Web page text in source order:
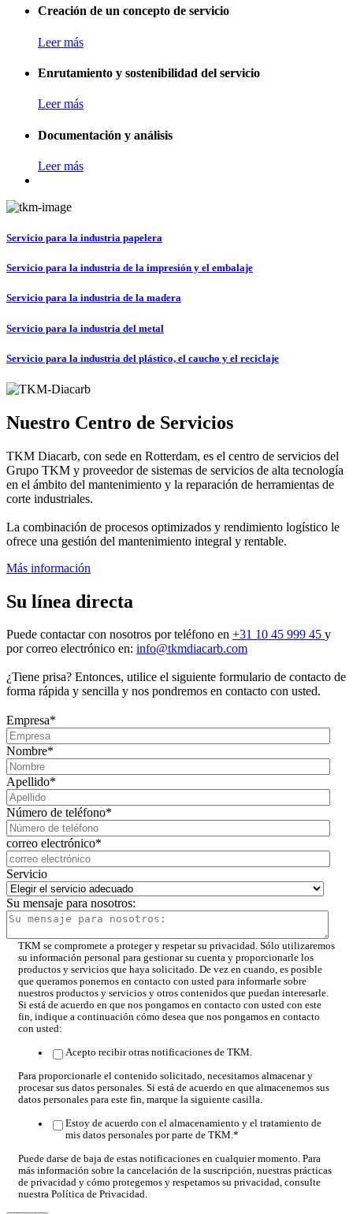
Creación de un concepto de servicio
Leer más
Enrutamiento y sostenibilidad del servicio
Leer más
Documentación y análisis
Leer más
Servicio para la industria papelera
Servicio para la industria de la impresión y el embalaje
Servicio para la industria de la madera
Servicio para la industria del metal
Servicio para la industria del plástico, el caucho y el reciclaje
Nuestro Centro de Servicios
TKM Diacarb, con sede en Rotterdam, es el centro de servicios del
Grupo TKM y proveedor de sistemas de servicios de alta tecnología
en el ámbito del mantenimiento y la reparación de herramientas de
corte industriales.
La combinación de procesos optimizados y rendimiento logístico le
ofrece una gestión del mantenimiento integral y rentable.
Más información
Su línea directa
Puede contactar con nosotros por teléfono en +31 10 45 999 45 y
por correo electrónico en: info@tkmdiacarb.com
¿Tiene prisa? Entonces, utilice el siguiente formulario de contacto de
forma rápida y sencilla y nos pondremos en contacto con usted.
Empresa*
Nombre*
Apellido*
Número de teléfono*
correo electrónico*
Servicio
Su mensaje para nosotros:
TKM se compromete a proteger y respetar su privacidad. Sólo utilizaremos
su información personal para gestionar su cuenta y proporcionarle los
productos y servicios que haya solicitado. De vez en cuando, es posible
que queramos ponernos en contacto con usted para informarle sobre
nuestros productos y servicios y otros contenidos que puedan interesarle.
Si está de acuerdo en que nos pongamos en contacto con usted con este
fin, indique a continuación cómo desea que nos pongamos en contacto
con usted:
Acepto recibir otras notificaciones de TKM.
Para proporcionarle el contenido solicitado, necesitamos almacenar y
procesar sus datos personales. Si está de acuerdo en que almacenemos sus
datos personales para este fin, marque la siguiente casilla.
Estoy de acuerdo con el almacenamiento y el tratamiento de
mis datos personales por parte de TKM.*
Puede darse de baja de estas notificaciones en cualquier momento. Para
más información sobre la cancelación de la suscripción, nuestras prácticas
de privacidad y cómo protegemos y respetamos su privacidad, consulte
nuestra Política de Privacidad.